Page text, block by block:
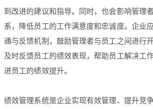
到改进的建议和指导。同时，也会影响管理
系，降低员工的工作满意度和忠诚度。企业
通与反馈机制，鼓励管理者与员工之间进行
及时反馈员工的绩效表现，帮助员工解决工
进员工的绩效提升。
绩效管理系统是企业实现有效管理、提升竞